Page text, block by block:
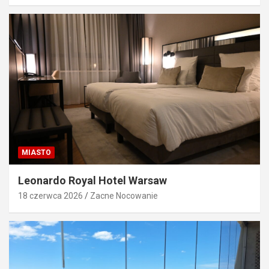
MIASTO
Leonardo Royal Hotel Warsaw
18 czerwca 2026 Zacne Nocowanie